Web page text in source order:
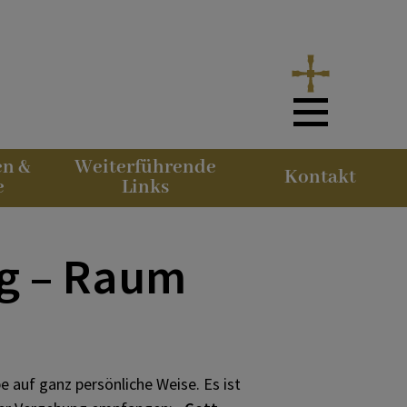
&
Weiterführende
Links
Kontakt
– Raum
auf ganz persönliche Weise. Es ist